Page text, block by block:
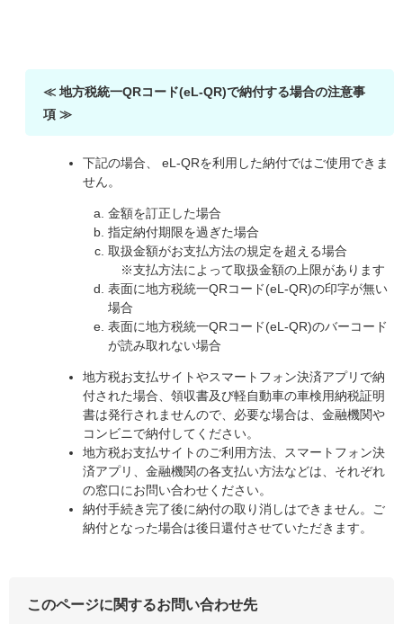
≪ 地方税統一QRコード(eL-QR)で納付する場合の注意事
項 ≫
下記の場合、 eL-QRを利用した納付ではご使用できま
せん。
金額を訂正した場合
指定納付期限を過ぎた場合
取扱金額がお支払方法の規定を超える場合
※支払方法によって取扱金額の上限があります
表面に地方税統一QRコード(eL-QR)の印字が無い
場合
表面に地方税統一QRコード(eL-QR)のバーコード
が読み取れない場合
地方税お支払サイトやスマートフォン決済アプリで納
付された場合、領収書及び軽自動車の車検用納税証明
書は発行されませんので、必要な場合は、金融機関や
コンビニで納付してください。
地方税お支払サイトのご利用方法、スマートフォン決
済アプリ、金融機関の各支払い方法などは、それぞれ
の窓口にお問い合わせください。
納付手続き完了後に納付の取り消しはできません。ご
納付となった場合は後日還付させていただきます。
このページに関するお問い合わせ先